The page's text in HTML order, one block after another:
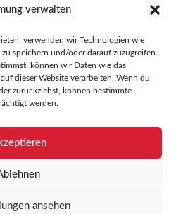
verwalten
verwenden wir Technologien wie
speichern und/oder darauf zuzugreifen.
können wir Daten wie das
dieser Website verarbeiten. Wenn du
zurückziehst, können bestimmte
werden.
ansehen
ZU.